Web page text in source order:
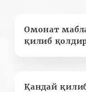
Омонат
қилиб
Қандай